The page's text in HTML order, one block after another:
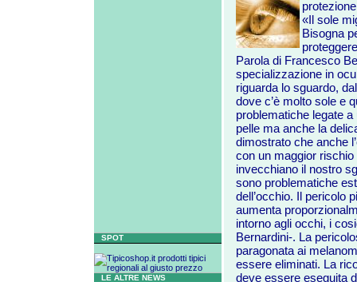
SPOT
LE ALTRE NEWS
protezione
«Il sole
Bisogna
Parola di Francesco
specializzazione in
riguarda lo sguardo,
dove c’è molto sole e
problematiche legate
pelle ma anche la
dimostrato che anche
con un maggior
invecchiano il nostro
sono problematiche
dell’occhio. Il pericolo
aumenta
intorno agli occhi, i
Bernardini-. La
paragonata ai
essere eliminati. La
deve essere eseguita